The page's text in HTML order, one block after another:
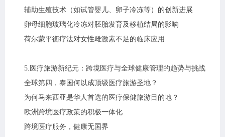
辅助生殖技术（如试管婴儿、卵子冷冻等）的创新进展
卵母细胞玻璃化冷冻对胚胎发育及移植结局的影响
荷尔蒙平衡疗法对女性雌激素不足的临床应用
5.医疗旅游新纪元：跨境医疗与全球健康管理的趋势与挑战
全球第四，泰国何以成顶级医疗旅游圣地？
为何马来西亚是华人首选的医疗保健旅游目的地？
欧洲跨境医疗政策的积极一体化
跨境医疗服务，健康无国界